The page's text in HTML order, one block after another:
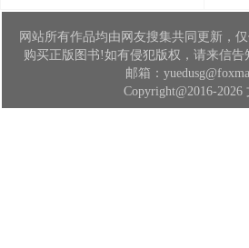
网站所有作品均由网友搜集共同更新，
购买正版图书!如有侵犯版权，请来信告
邮箱：
Copyright@2016-2026